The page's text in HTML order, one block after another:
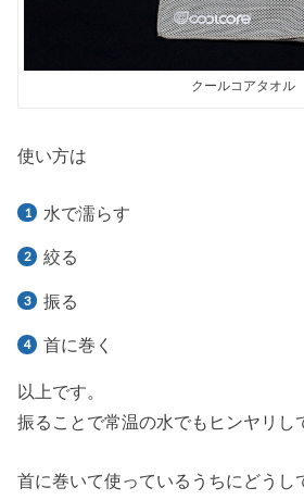
クールコアタオル
使い方は
水で濡らす
絞る
振る
首に巻く
以上です。
振ることで常温の水でもヒンヤリし
首に巻いて使っているうちにどうし